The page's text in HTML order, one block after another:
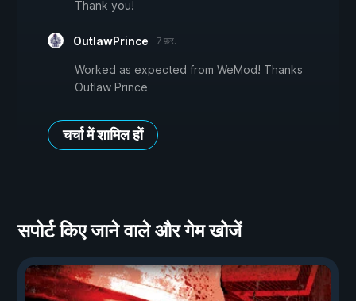
Thank you!
OutlawPrince 7 फ़र.
Worked as expected from WeMod! Thanks
Outlaw Prince
चर्चा में शामिल हों
सपोर्ट किए जाने वाले और गेम खोजें